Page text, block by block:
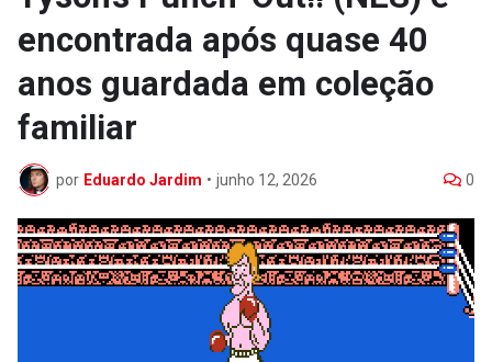
encontrada após quase 40
anos guardada em coleção
familiar
por Eduardo Jardim • junho 12, 2026 0